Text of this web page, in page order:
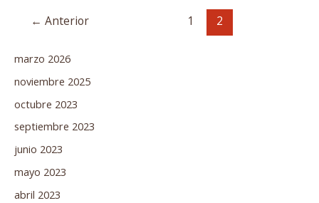
← Anterior 1 2
marzo 2026
noviembre 2025
octubre 2023
septiembre 2023
junio 2023
mayo 2023
abril 2023